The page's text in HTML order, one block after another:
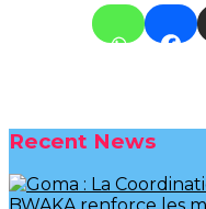
Recent News